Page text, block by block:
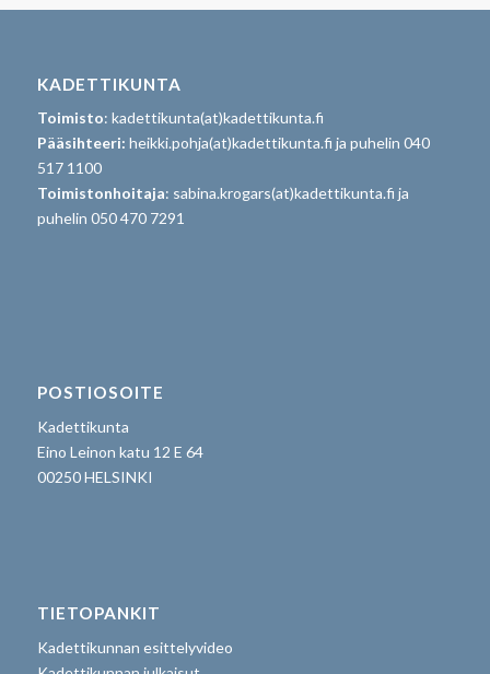
KADETTIKUNTA
Toimisto: kadettikunta(at)kadettikunta.fi
Pääsihteeri: heikki.pohja(at)kadettikunta.fi ja puhelin 040
517 1100
Toimistonhoitaja: sabina.krogars(at)kadettikunta.fi ja
puhelin 050 470 7291
POSTIOSOITE
Kadettikunta
Eino Leinon katu 12 E 64
00250 HELSINKI
TIETOPANKIT
Kadettikunnan esittelyvideo